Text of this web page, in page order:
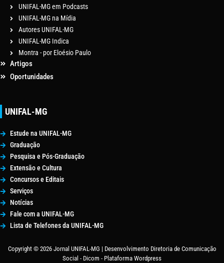
UNIFAL-MG em Podcasts
UNIFAL-MG na Mídia
Autores UNIFAL-MG
UNIFAL-MG Indica
Montra - por Eloésio Paulo
Artigos
Oportunidades
UNIFAL-MG
Estude na UNIFAL-MG
Graduação
Pesquisa e Pós-Graduação
Extensão e Cultura
Concursos e Editais
Serviços
Notícias
Fale com a UNIFAL-MG
Lista de Telefones da UNIFAL-MG
Copyright © 2026 Jornal UNIFAL-MG | Desenvolvimento Diretoria de Comunicação
Social - Dicom - Plataforma Wordpress